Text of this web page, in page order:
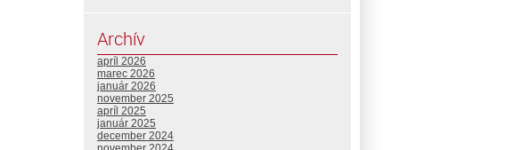
Archív
apríl 2026
marec 2026
január 2026
november 2025
apríl 2025
január 2025
december 2024